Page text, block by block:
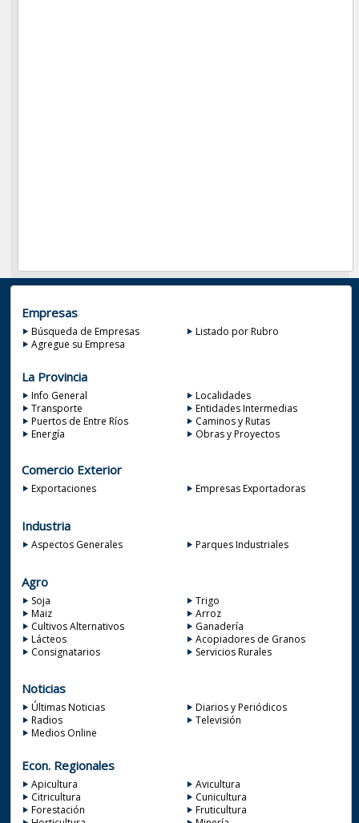
Empresas
Búsqueda de Empresas
Listado por Rubro
Agregue su Empresa
La Provincia
Info General
Localidades
Transporte
Entidades Intermedias
Puertos de Entre Ríos
Caminos y Rutas
Energía
Obras y Proyectos
Comercio Exterior
Exportaciones Empresas Exportadoras
Industria
Aspectos Generales Parques Industriales
Agro
Soja
Trigo
Maiz
Arroz
Cultivos Alternativos
Ganadería
Lácteos
Acopiadores de Granos
Consignatarios
Servicios Rurales
Noticias
Últimas Noticias
Diarios y Periódicos
Radios
Televisión
Medios Online
Econ. Regionales
Apicultura
Avicultura
Citricultura
Cunicultura
Forestación
Fruticultura